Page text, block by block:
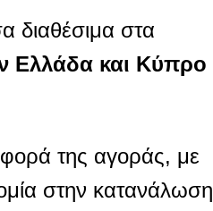
διαθέσιμα στα
Ελλάδα και Κύπρο
της αγοράς, με
στην κατανάλωση